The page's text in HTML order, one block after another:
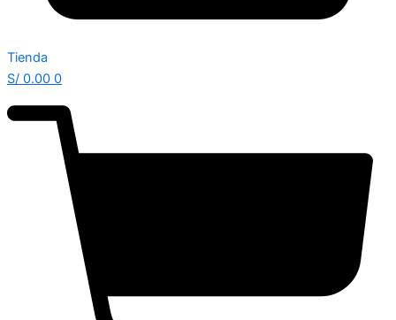
Tienda
S/ 0.00 0